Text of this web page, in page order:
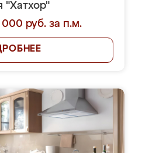
"Хатхор"
000 руб. за п.м.